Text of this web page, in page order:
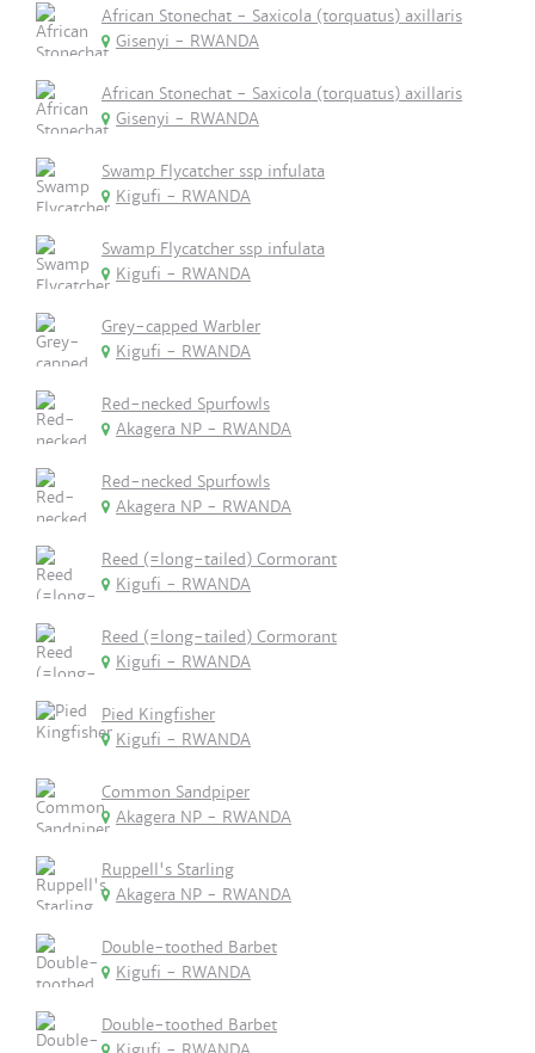
African Stonechat - Saxicola (torquatus) axillaris
Gisenyi - RWANDA
African Stonechat - Saxicola (torquatus) axillaris
Gisenyi - RWANDA
Swamp Flycatcher ssp infulata
Kigufi - RWANDA
Swamp Flycatcher ssp infulata
Kigufi - RWANDA
Grey-capped Warbler
Kigufi - RWANDA
Red-necked Spurfowls
Akagera NP - RWANDA
Red-necked Spurfowls
Akagera NP - RWANDA
Reed (=long-tailed) Cormorant
Kigufi - RWANDA
Reed (=long-tailed) Cormorant
Kigufi - RWANDA
Pied Kingfisher
Kigufi - RWANDA
Common Sandpiper
Akagera NP - RWANDA
Ruppell's Starling
Akagera NP - RWANDA
Double-toothed Barbet
Kigufi - RWANDA
Double-toothed Barbet